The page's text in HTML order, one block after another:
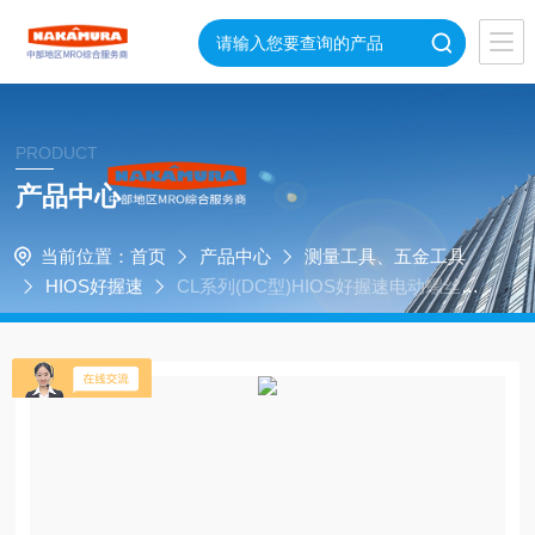
PRODUCT
产品中心
当前位置： 首页 产品中心
测量工具、五金工具
HIOS好握速
CL系列(DC型)HIOS好握速电动螺丝刀
CL-4000PS带碳刷